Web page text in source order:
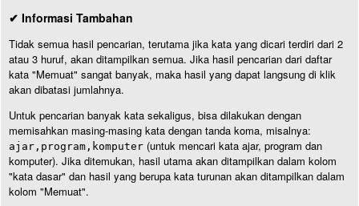
✔ Informasi Tambahan
Tidak semua hasil pencarian, terutama jika kata yang dicari terdiri dari 2
atau 3 huruf, akan ditampilkan semua. Jika hasil pencarian dari daftar
kata "Memuat" sangat banyak, maka hasil yang dapat langsung di klik
akan dibatasi jumlahnya.
Untuk pencarian banyak kata sekaligus, bisa dilakukan dengan
memisahkan masing-masing kata dengan tanda koma, misalnya:
ajar,program,komputer (untuk mencari kata ajar, program dan
komputer). Jika ditemukan, hasil utama akan ditampilkan dalam kolom
"kata dasar" dan hasil yang berupa kata turunan akan ditampilkan dalam
kolom "Memuat".